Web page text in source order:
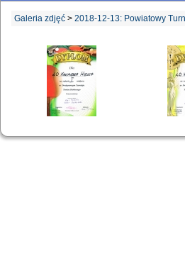
Galeria zdjęć > 2018-12-13: Powiatowy